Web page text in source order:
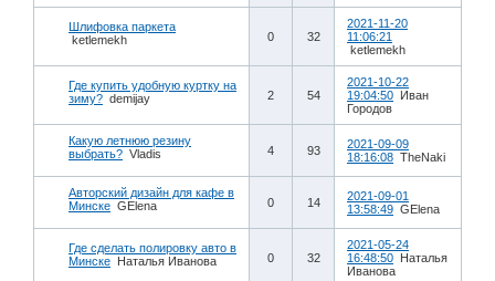
Шлифовка паркета
ketlemekh
0 32
2021-11-20
11:06:21
ketlemekh
Где купить удобную куртку на
зиму? demijay 2 54
2021-10-22
19:04:50 Иван
Городов
Какую летнюю резину
выбрать? Vladis 4 93
2021-09-09
18:16:08 TheNaki
Авторский дизайн для кафе в
Минске GElena 0 14
2021-09-01
13:58:49 GElena
Где сделать полировку авто в
Минске Наталья Иванова 0 32
2021-05-24
16:48:50 Наталья
Иванова